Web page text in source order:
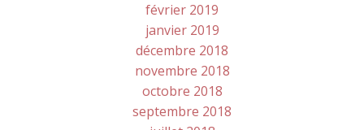
février 2019
janvier 2019
décembre 2018
novembre 2018
octobre 2018
septembre 2018